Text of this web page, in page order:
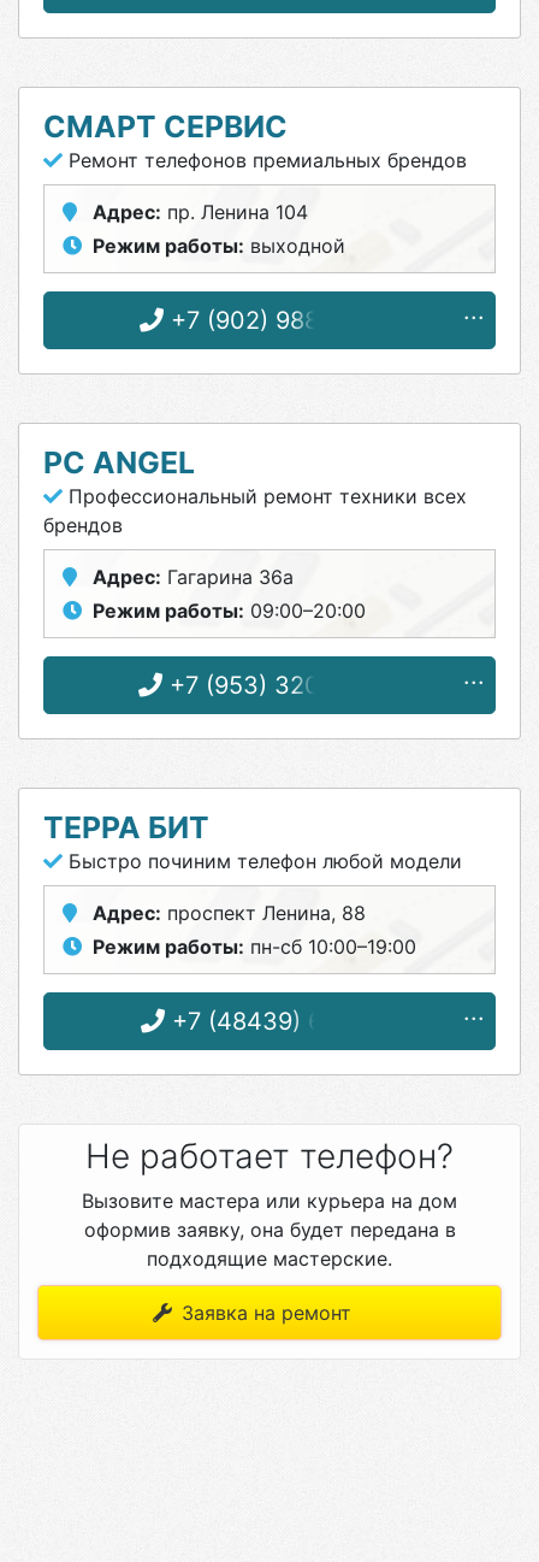
СМАРТ СЕРВИС
Ремонт телефонов премиальных брендов
Адрес: пр. Ленина 104
Режим работы: выходной
+7 (902) 988-99-02
PC ANGEL
Профессиональный ремонт техники всех
брендов
Адрес: Гагарина 36а
Режим работы: 09:00–20:00
+7 (953) 320-45-52
ТЕРРА БИТ
Быстро починим телефон любой модели
Адрес: проспект Ленина, 88
Режим работы: пн-сб 10:00–19:00
+7 (48439) 6-29-72
Не работает телефон?
Вызовите мастера или курьера на дом
оформив заявку, она будет передана в
подходящие мастерские.
Заявка на ремонт